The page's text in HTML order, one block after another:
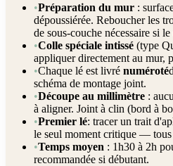
•Préparation du mur :
dépoussiérée. Reboucher les
de sous-couche nécessaire si
•Colle spéciale intissé (type
appliquer directement au mur,
•Chaque lé est livré numéroté
schéma de montage joint.
•Découpe au millimètre :
à aligner. Joint à clin (bord à
•Premier lé: tracer un trait
le seul moment critique — tous
•Temps moyen : 1h30 à 2h
recommandée si débutant.